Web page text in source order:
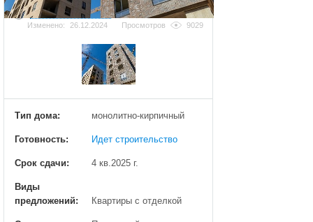
Добавить фотографию
Изменено:
26.12.2024 Просмотров 9029
Тип дома: монолитно-кирпичный
Готовность: Идет строительство
Срок сдачи: 4 кв.2025 г.
Виды
предложений:
Квартиры с отделкой